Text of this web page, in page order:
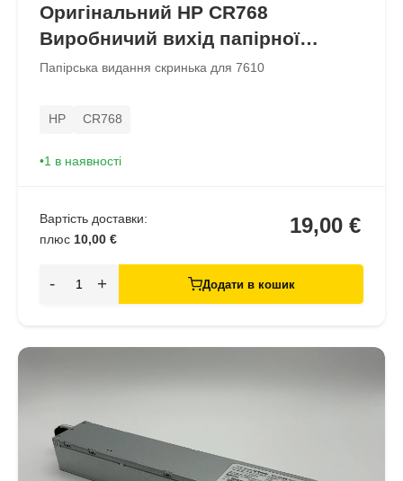
Оригінальний HP CR768
Виробничий вихід папірної
коробки
Папірська видання скринька для 7610
HP CR768
1 в наявності
Вартість доставки:
плюс 10,00 €
19,00 €
- + Додати в кошик